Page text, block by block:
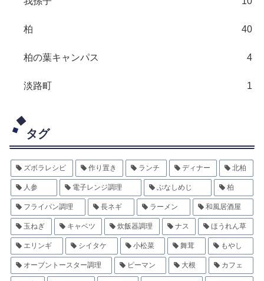
柏 40
柏の葉キャンパス 4
淡路町 1
タグ
ズボラレシピ 作り置き ランチ ディナー 北柏
人参 電子レンジ調理 ぶなしめじ 柏
フライパン調理 長ネギ ラーメン 和風居酒屋
玉ねぎ キャベツ 炊飯器調理 ナス ほうれん草
エリンギ シイタケ 小松菜 舞茸 もやし
オーブントースター調理 ピーマン 大根 カフェ